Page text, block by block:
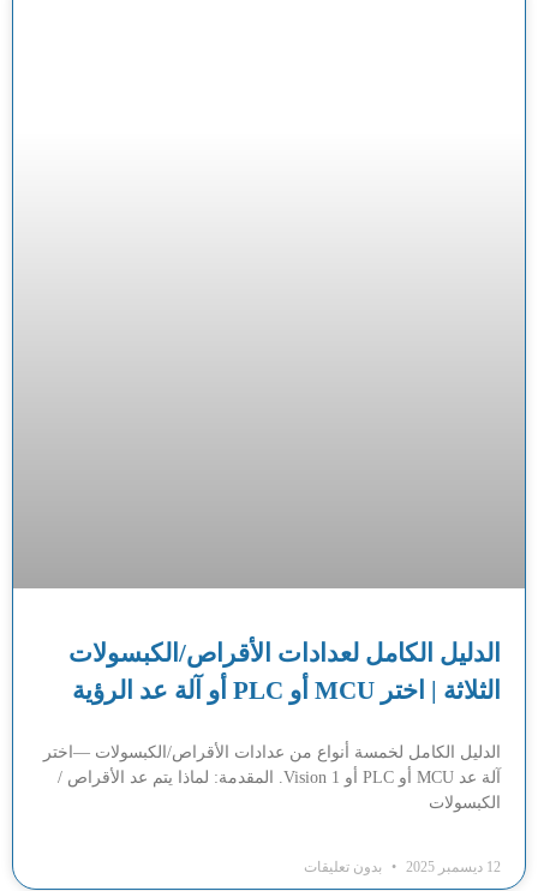
الدليل الكامل لعدادات الأقراص/الكبسولات
الثلاثة | اختر MCU أو PLC أو آلة عد الرؤية
الدليل الكامل لخمسة أنواع من عدادات الأقراص/الكبسولات —اختر
آلة عد MCU أو PLC أو Vision 1. المقدمة: لماذا يتم عد الأقراص /
الكبسولات
12 ديسمبر 2025 بدون تعليقات